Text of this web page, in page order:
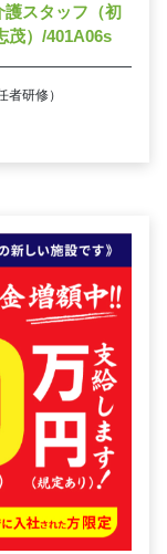
護スタッフ（初
茂）/401A06s
研修）